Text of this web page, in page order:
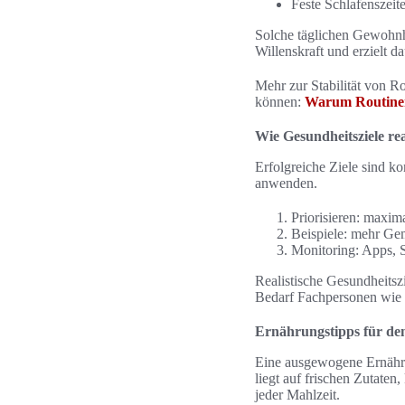
Feste
Solche täglichen
Willenskraft und erzielt
Mehr zur Stabilität von
können: Warum
Wie Gesundheitsziele
Erfolgreiche Ziele sind
anwenden.
Priorisieren:
Beispiele: mehr
Monitoring: Apps,
Realistische
Bedarf Fachpersonen
Ernährungstipps für
Eine ausgewogene
liegt auf frischen
jeder Mahlzeit.